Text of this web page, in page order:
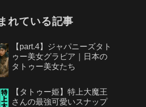
れている記事
【part.4】ジャパニーズタト
ゥー美女グラビア｜日本の
タトゥー美女たち
【タトゥー姫】特上大魔王
さんの最強可愛いスナップ